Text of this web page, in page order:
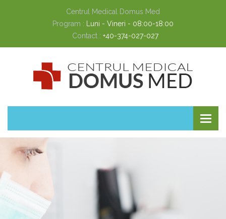
Centrul Medical Domus Med
Program :
Luni - Vineri - 08:00-18:00
Contact : +40-374-027-027